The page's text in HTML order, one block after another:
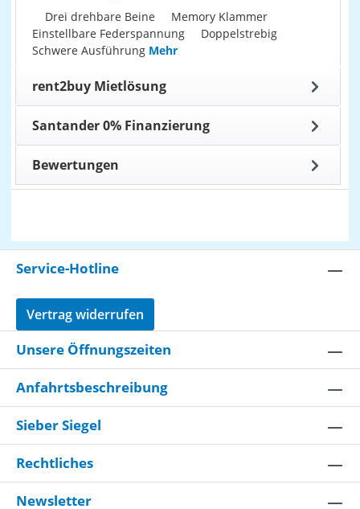
Drei drehbare Beine Memory Klammer
Einstellbare Federspannung Doppelstrebig
Schwere Ausführung Mehr
rent2buy Mietlösung
Santander 0% Finanzierung
Bewertungen
Service-Hotline
Vertrag widerrufen
Unsere Öffnungszeiten
Anfahrtsbeschreibung
Sieber Siegel
Rechtliches
Newsletter